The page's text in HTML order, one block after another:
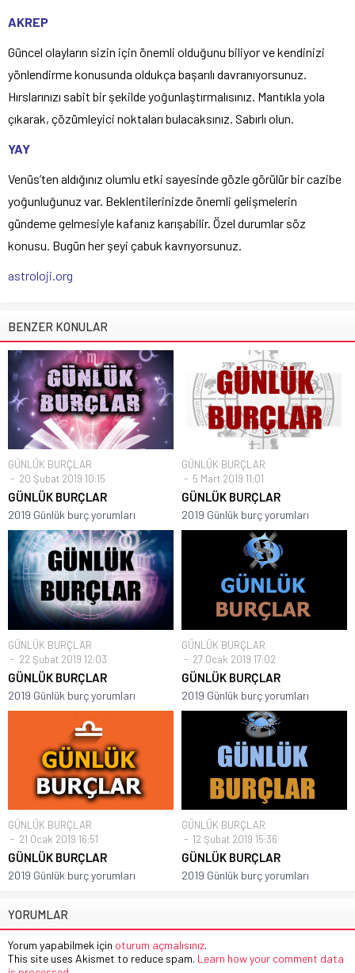
AKREP
Güncel olayların sizin için önemli olduğunu biliyor ve kendinizi
yönlendirme konusunda oldukça başarılı davranıyorsunuz.
Hırslarınızı sabit bir şekilde yoğunlaştırmalısınız. Mantıkla yola
çıkarak, çözümleyici noktaları bulacaksınız. Sabırlı olun.
YAY
Venüs’ten aldığınız olumlu etki sayesinde gözle görülür bir cazibe
yoğunluğunuz var. Beklentilerinizde önemli gelişmelerin
gündeme gelmesiyle kafanız karışabilir. Özel durumlar söz
konusu. Bugün her şeyi çabuk kavrıyorsunuz.
astroloji.org
BENZER KONULAR
GÜNLÜK BURÇLAR
20 Şubat 2019 10:15
GÜNLÜK BURÇLAR
2019 Günlük burç yorumları
GÜNLÜK BURÇLAR
5 Mart 2019 11:01
GÜNLÜK BURÇLAR
2019 Günlük burç yorumları
GÜNLÜK BURÇLAR
22 Şubat 2019 12:03
GÜNLÜK BURÇLAR
2019 Günlük burç yorumları
GÜNLÜK BURÇLAR
27 Ocak 2019 17:02
GÜNLÜK BURÇLAR
2019 Günlük burç yorumları
GÜNLÜK BURÇLAR
21 Ocak 2019 16:51
GÜNLÜK BURÇLAR
2019 Günlük burç yorumları
GÜNLÜK BURÇLAR
12 Şubat 2019 15:36
GÜNLÜK BURÇLAR
2019 Günlük burç yorumları
YORUMLAR
Yorum yapabilmek için oturum açmalısınız.
This site uses Akismet to reduce spam. Learn how your comment data